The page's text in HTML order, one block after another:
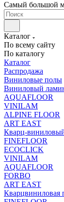
Самый большой
Каталог
По всему сайту
По каталогу
Каталог
Распродажа
Виниловые полы
Виниловый
AQUAFLOOR
VINILAM
ALPINE FLOOR
ART EAST
Кварц-
FINEFLOOR
ECOCLICK
VINILAM
AQUAFLOOR
FORBO
ART EAST
Кварцвиниловая